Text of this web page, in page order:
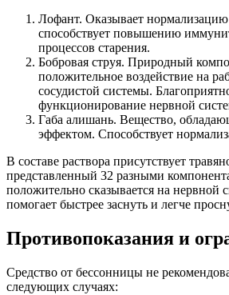
Лофант. Оказывает нормализацию
способствует повышению
процессов старения.
Бобровая струя. Природный
положительное воздействие на
сосудистой системы.
функционирование нервной
Габа алишань. Вещество,
эффектом. Способствует
В составе раствора присутствует
представленный 32 разными
положительно сказывается на нервной
помогает быстрее заснуть и легче
Противопоказания и
Средство от бессонницы не
следующих случаях: